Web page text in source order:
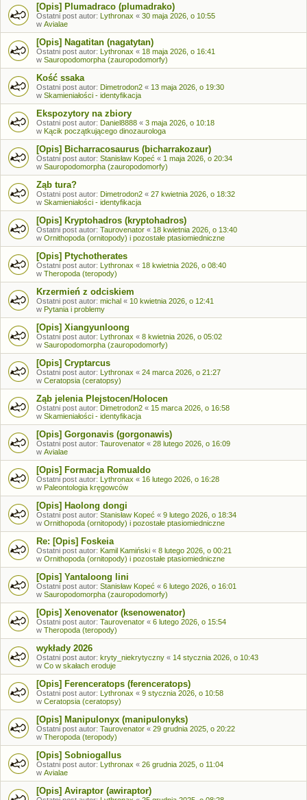
[Opis] Plumadraco (plumadrako)
Ostatni post autor: Lythronax « 30 maja 2026, o 10:55
w Avialae
[Opis] Nagatitan (nagatytan)
Ostatni post autor: Lythronax « 18 maja 2026, o 16:41
w Sauropodomorpha (zauropodomorfy)
Kość ssaka
Ostatni post autor: Dimetrodon2 « 13 maja 2026, o 19:30
w Skamieniałości - identyfikacja
Ekspozytory na zbiory
Ostatni post autor: Daniel8888 « 3 maja 2026, o 10:18
w Kącik początkującego dinozaurologa
[Opis] Bicharracosaurus (bicharrakozaur)
Ostatni post autor: Stanisław Kopeć « 1 maja 2026, o 20:34
w Sauropodomorpha (zauropodomorfy)
Ząb tura?
Ostatni post autor: Dimetrodon2 « 27 kwietnia 2026, o 18:32
w Skamieniałości - identyfikacja
[Opis] Kryptohadros (kryptohadros)
Ostatni post autor: Taurovenator « 18 kwietnia 2026, o 13:40
w Ornithopoda (ornitopody) i pozostałe ptasiomiedniczne
[Opis] Ptychotherates
Ostatni post autor: Lythronax « 18 kwietnia 2026, o 08:40
w Theropoda (teropody)
Krzermień z odciskiem
Ostatni post autor: michal « 10 kwietnia 2026, o 12:41
w Pytania i problemy
[Opis] Xiangyunloong
Ostatni post autor: Lythronax « 8 kwietnia 2026, o 05:02
w Sauropodomorpha (zauropodomorfy)
[Opis] Cryptarcus
Ostatni post autor: Lythronax « 24 marca 2026, o 21:27
w Ceratopsia (ceratopsy)
Ząb jelenia Plejstocen/Holocen
Ostatni post autor: Dimetrodon2 « 15 marca 2026, o 16:58
w Skamieniałości - identyfikacja
[Opis] Gorgonavis (gorgonawis)
Ostatni post autor: Taurovenator « 28 lutego 2026, o 16:09
w Avialae
[Opis] Formacja Romualdo
Ostatni post autor: Lythronax « 16 lutego 2026, o 16:28
w Paleontologia kręgowców
[Opis] Haolong dongi
Ostatni post autor: Stanisław Kopeć « 9 lutego 2026, o 18:34
w Ornithopoda (ornitopody) i pozostałe ptasiomiedniczne
Re: [Opis] Foskeia
Ostatni post autor: Kamil Kamiński « 8 lutego 2026, o 00:21
w Ornithopoda (ornitopody) i pozostałe ptasiomiedniczne
[Opis] Yantaloong lini
Ostatni post autor: Stanisław Kopeć « 6 lutego 2026, o 16:01
w Sauropodomorpha (zauropodomorfy)
[Opis] Xenovenator (ksenowenator)
Ostatni post autor: Taurovenator « 6 lutego 2026, o 15:54
w Theropoda (teropody)
wykłady 2026
Ostatni post autor: kryty_niekrytyczny « 14 stycznia 2026, o 10:43
w Co w skałach eroduje
[Opis] Ferenceratops (ferenceratops)
Ostatni post autor: Lythronax « 9 stycznia 2026, o 10:58
w Ceratopsia (ceratopsy)
[Opis] Manipulonyx (manipulonyks)
Ostatni post autor: Taurovenator « 29 grudnia 2025, o 20:22
w Theropoda (teropody)
[Opis] Sobniogallus
Ostatni post autor: Lythronax « 26 grudnia 2025, o 11:04
w Avialae
[Opis] Aviraptor (awiraptor)